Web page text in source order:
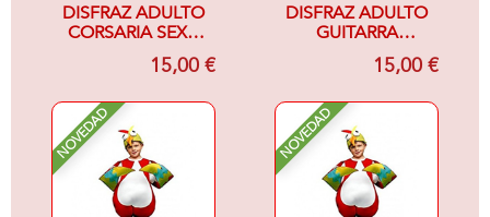
DISFRAZ ADULTO
CORSARIA SEXY-
MUJER-15,00 €
DISFRAZ ADULTO
GUITARRA
ELECTRICA15,00 €
NOVEDAD NOVEDAD